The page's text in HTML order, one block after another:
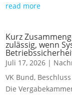
read more
Kurz
zulässig, wenn
Juli 17, 2026 |
VK Bund,
Die